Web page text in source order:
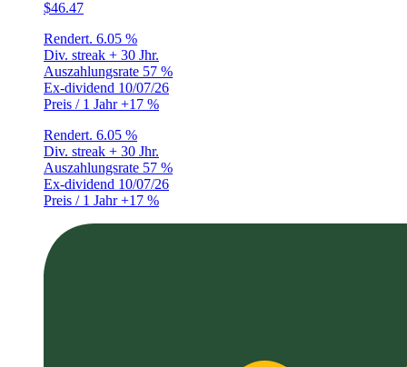
$46.47
Rendert. 6.05 %
Div. streak + 30 Jhr.
Auszahlungsrate 57 %
Ex-dividend 10/07/26
Preis / 1 Jahr+17 %
Rendert. 6.05 %
Div. streak + 30 Jhr.
Auszahlungsrate 57 %
Ex-dividend 10/07/26
Preis / 1 Jahr+17 %